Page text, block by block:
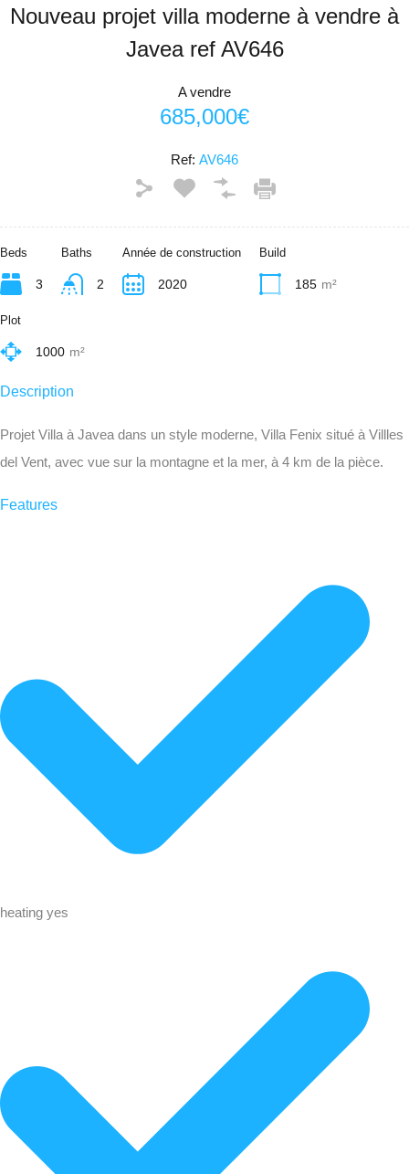
Nouveau projet villa moderne à vendre à
Javea ref AV646
A vendre
685,000€
Ref: AV646
Beds
3
Baths
2
Année de construction
2020
Build
185 m²
Plot
1000 m²
Description
Projet Villa à Javea dans un style moderne, Villa Fenix situé à Villles
del Vent, avec vue sur la montagne et la mer, à 4 km de la pièce.
Features
heating yes